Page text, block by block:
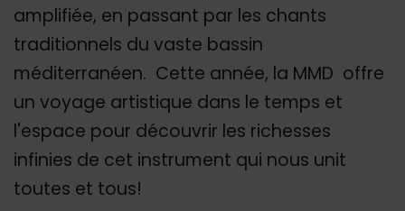
amplifiée, en passant par les chants
traditionnels du vaste bassin
méditerranéen. Cette année, la MMD offre
un voyage artistique dans le temps et
l'espace pour découvrir les richesses
infinies de cet instrument qui nous unit
toutes et tous!